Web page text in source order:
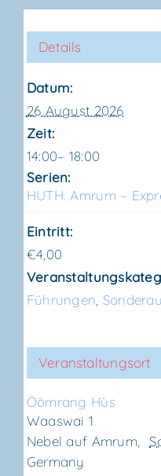
Details
Datum:
26 August 2026
Zeit:
14:00– 18:00
Serien:
HUTH. Amrum –
Eintritt:
€4,00
Führungen
Veranstaltungsort
Ööm­rang Hüs
Waaswai 1
Nebel auf Amrum
Germany